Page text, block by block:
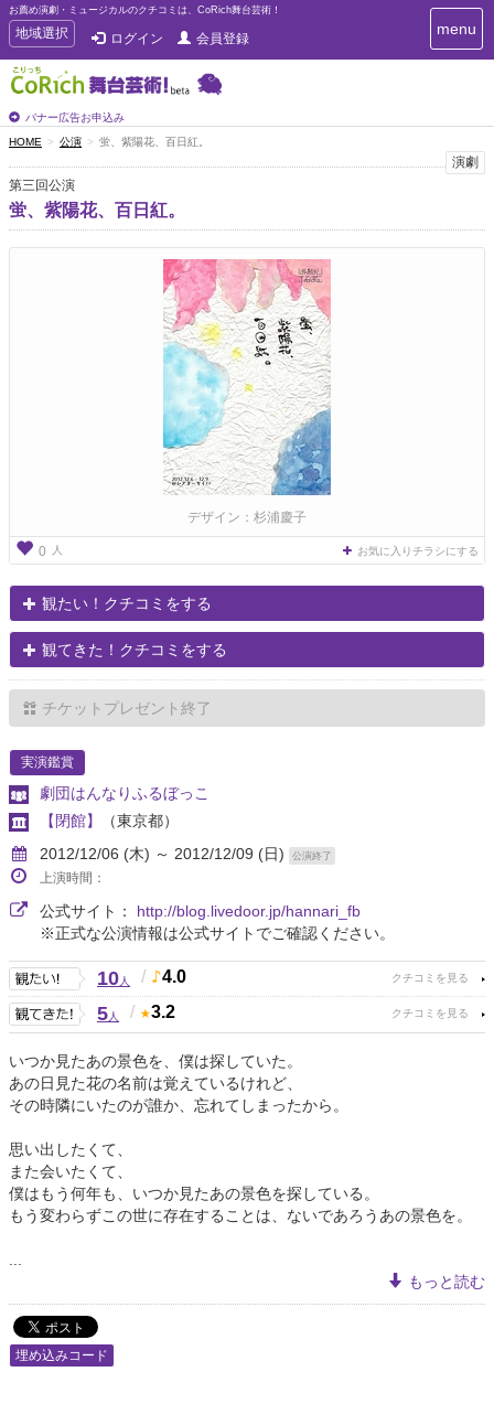
お薦め演劇・ミュージカルのクチコミは、CoRich舞台芸術！
T
o
g
g
e
n
a
v
i
g
地域選択 ログイン 会員登録
バナー広告お申込み
T
o
i
g
menu
HOME 公演 蛍、紫陽花、百日紅。
演劇
第三回公演
蛍、紫陽花、百日紅。
デザイン：杉浦慶子
0 人 お気に入りチラシにする
観たい！クチコミをする
観てきた！クチコミをする
チケットプレゼント終了
実演鑑賞
劇団はんなりふるぼっこ
【閉館】
（東京都）
2012/12/06 (木) ～ 2012/12/09 (日)
公演終了
上演時間：
公式サイト： http://blog.livedoor.jp/hannari_fb
※正式な公演情報は公式サイトでご確認ください。
10人 / 4.0
5人 / 3.2
いつか見たあの景色を、僕は探していた。
あの日見た花の名前は覚えているけれど、
その時隣にいたのが誰か、忘れてしまったから。
思い出したくて、
また会いたくて、
僕はもう何年も、いつか見たあの景色を探している。
もう変わらずこの世に存在することは、ないであろうあの景色を。
もっと読む
埋め込みコード